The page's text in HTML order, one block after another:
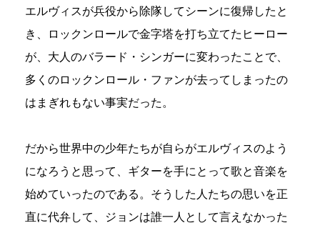
エルヴィスが兵役から除隊してシーンに復帰したと
き、ロックンロールで金字塔を打ち立てたヒーロー
が、大人のバラード・シンガーに変わったことで、
多くのロックンロール・ファンが去ってしまったの
はまぎれもない事実だった。
だから世界中の少年たちが自らがエルヴィスのよう
になろうと思って、ギターを手にとって歌と音楽を
始めていったのである。そうした人たちの思いを正
直に代弁して、ジョンは誰一人として言えなかった